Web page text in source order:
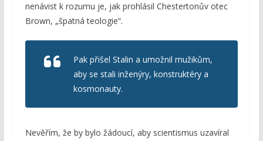
nenávist k rozumu je, jak prohlásil Chestertonův otec
Brown, „špatná teologie“.
Pak přišel Stalin a umožnil mužikům,
aby se stali inženýry, konstruktéry a
kosmonauty.
Nevěřím, že by bylo žádoucí, aby scientismus uzavíral